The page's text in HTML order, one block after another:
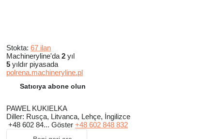
Stokta: 67 ilan
Machineryline'da 2 yıl
5 yıldır piyasada
polrena.machineryline.pl
Satıcıya abone olun
PAWEL KUKIELKA
Diller: Rusça, Litvanca, Lehçe, İngilizce
+48 602 84... Göster +48 602 848 832